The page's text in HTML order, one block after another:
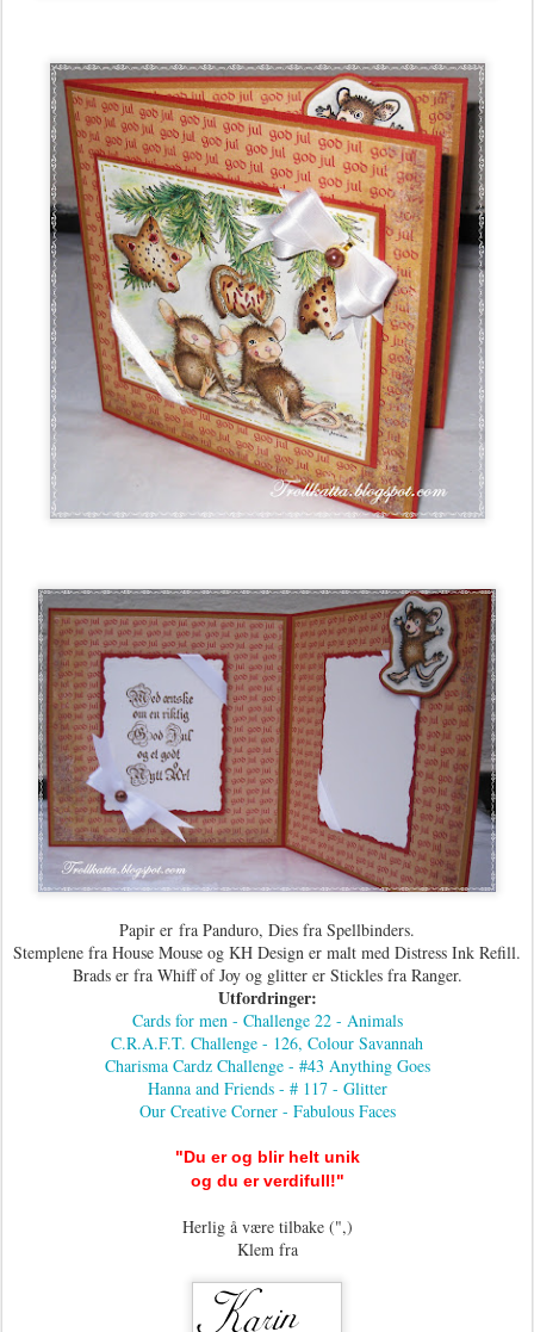
Papir er fra Panduro, Dies fra Spellbinders.
Stemplene fra House Mouse og KH Design er malt med Distress Ink Refill.
Brads er fra Whiff of Joy og glitter er Stickles fra Ranger.
Utfordringer:
Cards for men - Challenge 22 - Animals
C.R.A.F.T. Challenge - 126, Colour Savannah
Charisma Cardz Challenge - #43 Anything Goes
Hanna and Friends - # 117 - Glitter
Our Creative Corner - Fabulous Faces
"Du er og blir helt unik
og du er verdifull!"
Herlig å være tilbake (",)
Klem fra